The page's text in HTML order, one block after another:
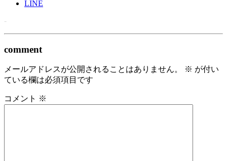
LINE
-
comment
メールアドレスが公開されることはありません。 ※ が付い
ている欄は必須項目です
コメント ※